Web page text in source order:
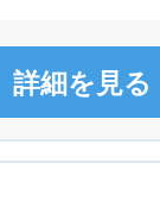
詳細を見る